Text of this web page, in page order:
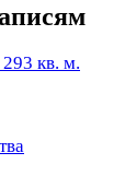
кв. м.